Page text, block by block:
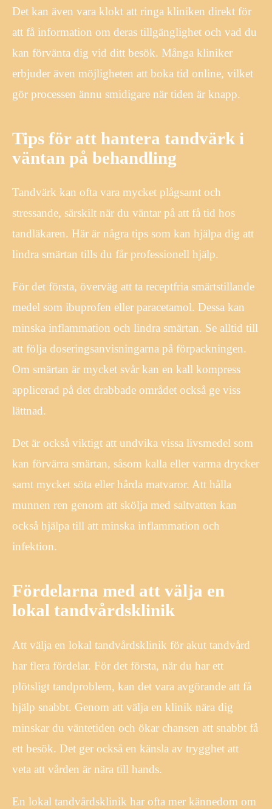
Det kan även vara klokt att ringa kliniken direkt för
att få information om deras tillgänglighet och vad du
kan förvänta dig vid ditt besök. Många kliniker
erbjuder även möjligheten att boka tid online, vilket
gör processen ännu smidigare när tiden är knapp.
Tips för att hantera tandvärk i
väntan på behandling
Tandvärk kan ofta vara mycket plågsamt och
stressande, särskilt när du väntar på att få tid hos
tandläkaren. Här är några tips som kan hjälpa dig att
lindra smärtan tills du får professionell hjälp.
För det första, överväg att ta receptfria smärtstillande
medel som ibuprofen eller paracetamol. Dessa kan
minska inflammation och lindra smärtan. Se alltid till
att följa doseringsanvisningarna på förpackningen.
Om smärtan är mycket svår kan en kall kompress
applicerad på det drabbade området också ge viss
lättnad.
Det är också viktigt att undvika vissa livsmedel som
kan förvärra smärtan, såsom kalla eller varma drycker
samt mycket söta eller hårda matvaror. Att hålla
munnen ren genom att skölja med saltvatten kan
också hjälpa till att minska inflammation och
infektion.
Fördelarna med att välja en
lokal tandvårdsklinik
Att välja en lokal tandvårdsklinik för akut tandvård
har flera fördelar. För det första, när du har ett
plötsligt tandproblem, kan det vara avgörande att få
hjälp snabbt. Genom att välja en klinik nära dig
minskar du väntetiden och ökar chansen att snabbt få
ett besök. Det ger också en känsla av trygghet att
veta att vården är nära till hands.
En lokal tandvårdsklinik har ofta mer kännedom om